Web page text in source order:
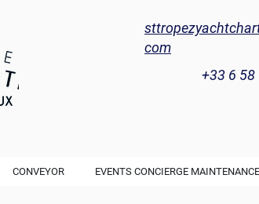
com
+33 6 58
CONVEYOR EVENTS CONCIERGE MAINTENANCE